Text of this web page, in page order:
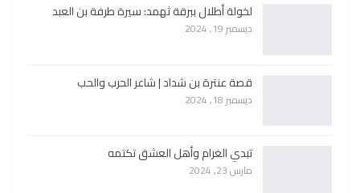
لخولة أطلال ببرقة ثهمد: سيرة طرفة بن العبد
ديسمبر 19, 2024
قصة عنترة بن شداد | شاعر الحرب والحب
ديسمبر 18, 2024
تبدي الغرام وأهل العشق تكتمه
مارس 23, 2024